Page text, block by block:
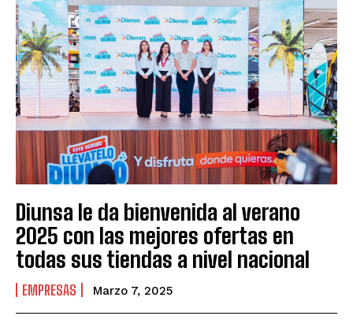
Diunsa le da bienvenida al verano
2025 con las mejores ofertas en
todas sus tiendas a nivel nacional
EMPRESAS Marzo 7, 2025